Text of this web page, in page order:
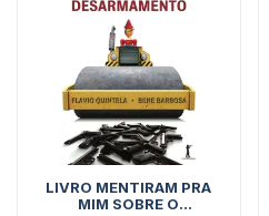
LIVRO MENTIRAM PRA
MIM SOBRE O